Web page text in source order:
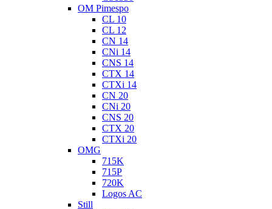
OM Pimespo
CL 10
CL 12
CN 14
CNi 14
CNS 14
CTX 14
CTXi 14
CN 20
CNi 20
CNS 20
CTX 20
CTXi 20
OMG
715K
715P
720K
Logos AC
Still